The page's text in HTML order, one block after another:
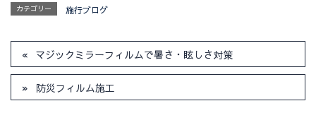
カテゴリー 施行ブログ
マジックミラーフィルムで暑さ・眩しさ対策
防災フィルム施工